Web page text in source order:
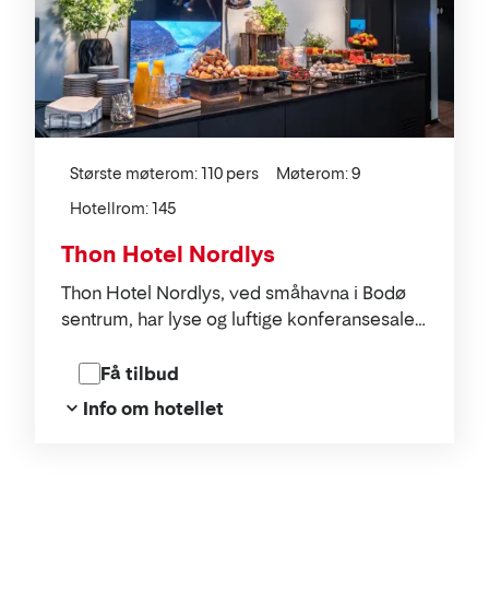
Thon Hotel Nordlys
Thon Hotel Nordlys, ved småhavna i Bodø
sentrum, har lyse og luftige konferansesaler
utstyr.
Største møterom: 110 pers
Møterom: 9
Hotellrom: 145
Få tilbud
Info om hotellet